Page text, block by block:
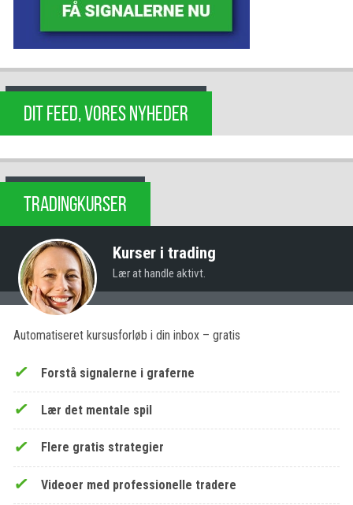
DIT FEED, VORES NYHEDER
TRADINGKURSER
Kurser i trading
Lær at handle aktivt.
Automatiseret kursusforløb i din inbox – gratis
Forstå signalerne i graferne
Lær det mentale spil
Flere gratis strategier
Videoer med professionelle tradere